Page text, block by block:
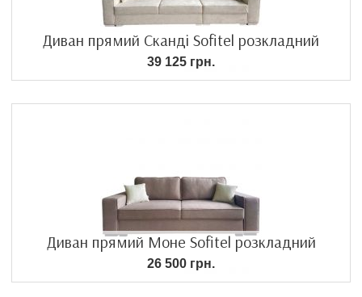
Диван прямий Сканді Sofitel розкладний
39 125 грн.
Диван прямий Моне Sofitel розкладний
26 500 грн.